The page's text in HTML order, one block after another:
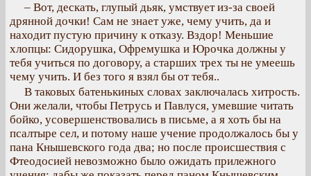
– Вот, дескать, глупый дьяк, умствует из-за своей
дрянной дочки! Сам не знает уже, чему учить, да и
находит пустую причину к отказу. Вздор! Меньшие
хлопцы: Сидорушка, Офремушка и Юрочка должны у
тебя учиться по договору, а старших трех ты не умеешь
чему учить. И без того я взял бы от тебя..
В таковых батенькиных словах заключалась хитрость.
Они желали, чтобы Петрусь и Павлуся, умевшие читать
бойко, усовершенствовались в письме, а я хоть бы на
псалтыре сел, и потому наше учение продолжалось бы у
пана Кнышевского года два; но после происшествия с
Фтеодосией невозможно было ожидать прилежного